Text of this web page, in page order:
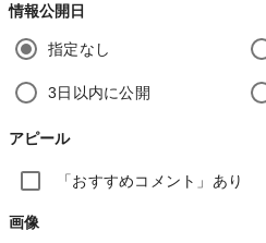
情報公開日
指定なし
3日以内に公開
アピール
「おすすめコメント」あり
画像